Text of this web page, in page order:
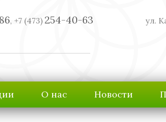
, +7 (473) 254-40-63 ул.
О нас Новости